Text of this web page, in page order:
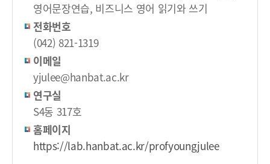
영어문장연습, 비즈니스 영어 읽기와 쓰기
전화번호
(042) 821-1319
이메일
yjulee@hanbat.ac.kr
연구실
S4동 317호
홈페이지
https://lab.hanbat.ac.kr/profyoungjulee